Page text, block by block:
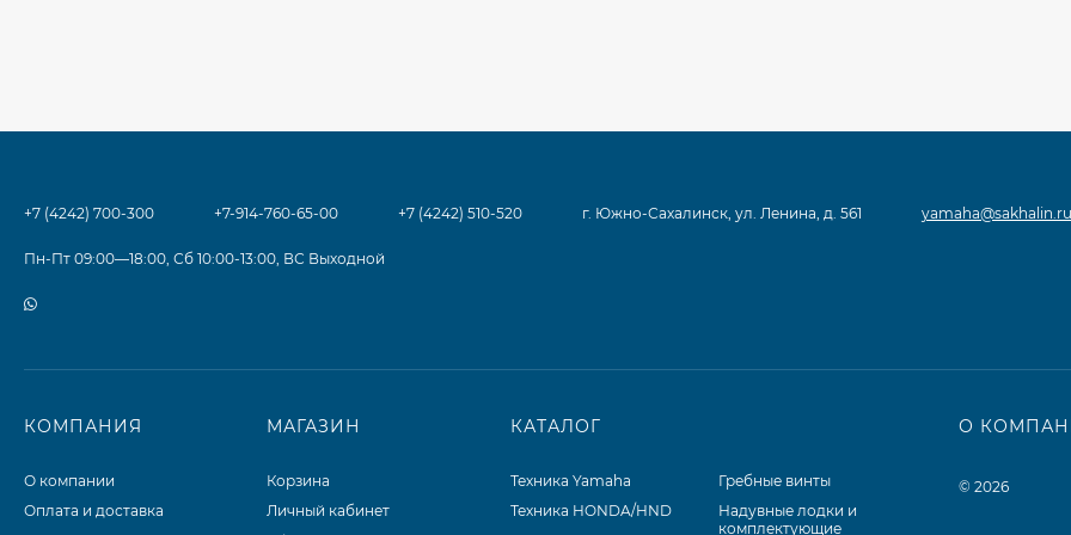
+7 (4242) 700-300 +7-914-760-65-00 +7 (4242) 510-520 г. Южно-Сахалинск, ул. Ленина, д. 561 yamaha@sakhalin.ru
Пн-Пт 09:00—18:00, Сб 10:00-13:00, ВС Выходной
КОМПАНИЯ
О компании
Оплата и доставка
МАГАЗИН
Корзина
Личный кабинет
КАТАЛОГ
Техника Yamaha
Техника HONDA/HND
Гребные винты
Надувные лодки и
комплектующие
О
© 2026